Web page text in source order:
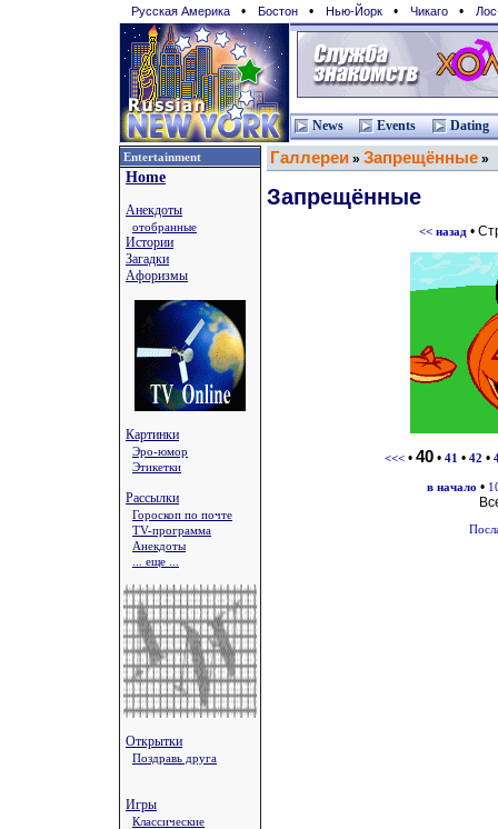
Русская Америка • Бостон • Нью-Йорк • Чикаго •
News Events Dating
Entertainment
Home
Анекдоты
отобранные
Истории
Загадки
Афоризмы
Картинки
Эро-юмор
Этикетки
Рассылки
Гороскоп по почте
TV-программа
Анекдоты
... еще ...
Открытки
Поздравь друга
Игры
Классические
Галлереи » Запрещённые »
Запрещённые
<< назад •
<<<• 40• 41 • 42 •
в начало •